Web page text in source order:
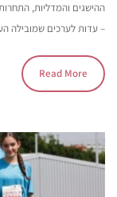
ההישגים והמדליות,
– עדות לערכים שמובילה
Read More